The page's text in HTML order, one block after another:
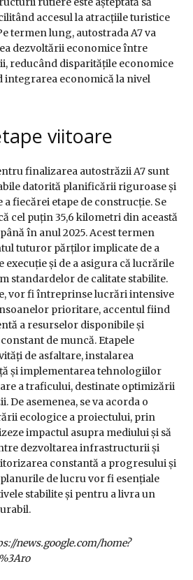
accesul la atracțiile turistice
termen lung, autostrada A7 va
dezvoltării economice între
reducând disparitățile economice
integrarea economică la nivel
viitoare
finalizarea autostrăzii A7 sunt
datorită planificării riguroase și
fiecărei etape de construcție. Se
cel puțin 35,6 kilometri din această
în anul 2025. Acest termen
tuturor părților implicate de a
execuție și de a asigura că lucrările
standardelor de calitate stabilite.
vor fi întreprinse lucrări intensive
prioritare, accentul fiind
a resurselor disponibile și
de muncă. Etapele
de asfaltare, instalarea
și implementarea tehnologiilor
a traficului, destinate optimizării
asemenea, se va acorda o
ecologice a proiectului, prin
impactul asupra mediului și să
dezvoltarea infrastructurii și
constantă a progresului și
de lucru vor fi esențiale
stabilite și pentru a livra un
news.google.com/home?